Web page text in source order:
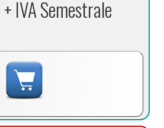
+ IVA Semestrale